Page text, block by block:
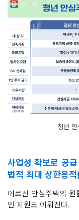
청년
사업성 확보로 공
법적 최대 상한용적
어르신 안심주택의
인 지원도 이뤄진다.